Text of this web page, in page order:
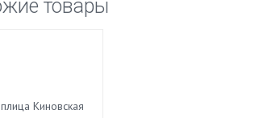
товары